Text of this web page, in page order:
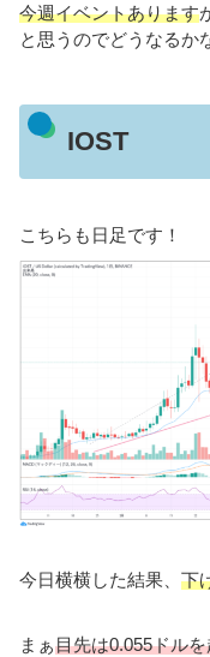
今週イベントあります
と思うのでどうなるか
IOST
こちらも日足です！
今日横横した結果、 下
まぁ目先は0.055ドル